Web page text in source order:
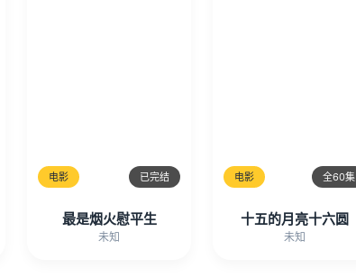
电影 已完结
最是烟火慰平生
未知
电影 全60集
十五的月亮十六圆
未知